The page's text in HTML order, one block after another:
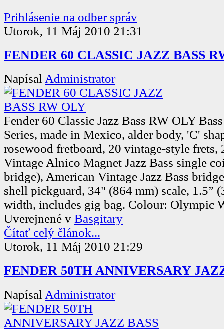
Prihlásenie na odber správ
Utorok, 11 Máj 2010 21:31
FENDER 60 CLASSIC JAZZ BASS
Napísal Administrator
Fender 60 Classic Jazz Bass RW OLY
Series, made in Mexico, alder body, 'C'
rosewood fretboard, 20 vintage-style frets,
Vintage Alnico Magnet Jazz Bass single
bridge), American Vintage Jazz Bass
shell pickguard, 34" (864 mm) scale, 1.5”
width, includes gig bag. Colour: Olympic
Uverejnené v Basgitary
Čítať celý článok...
Utorok, 11 Máj 2010 21:29
FENDER 50TH ANNIVERSARY
Napísal Administrator